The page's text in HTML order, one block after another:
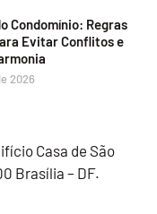
Condomínio: Regras
Evitar Conflitos e
2026
Casa de São
Brasília – DF.